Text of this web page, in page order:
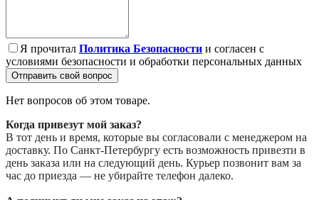
Я прочитал Политика Безопасности и согласен с
условиями безопасности и обработки персональных данных
Отправить свой вопрос
Нет вопросов об этом товаре.
Когда привезут мой заказ?
В тот день и время, которые вы согласовали с менеджером на
доставку. По Санкт-Петербургу есть возможность привезти в
день заказа или на следующий день. Курьер позвонит вам за
час до приезда — не убирайте телефон далеко.